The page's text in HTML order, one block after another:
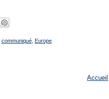
communiqué, Europe
Accueil